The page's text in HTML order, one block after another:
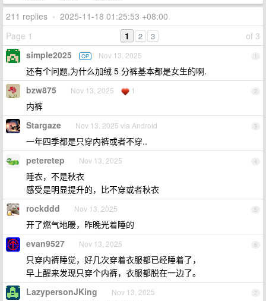
211 replies • 2025-11-18 01:25:53 +08:00
Page 1
of 3
1 2 3
1
simple2025 OP Nov 13, 2025
还有个问题,为什么加绒 5 分裤基本都是女生的啊.
2
bzw875 Nov 13, 2025 1
内裤
3
Stargaze Nov 13, 2025 via Android
一年四季都是只穿内裤或者不穿..
4
peteretep Nov 13, 2025
睡衣，不是秋衣
感受是明显提升的，比不穿或者秋衣
5
rockddd Nov 13, 2025
开了燃气地暖，昨晚光着睡的
6
evan9527 Nov 13, 2025
只穿内裤睡觉，好几次穿着衣服都已经睡着了，
早上醒来发现只穿个内裤，衣服都脱在一边了。
7
LazypersonJKing Nov 13, 2025